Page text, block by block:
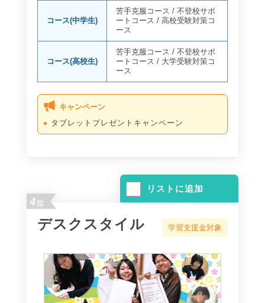
コース(中学生)
苦手克服コース /不登校サポ
ートコース /高校受験対策コ
ース
コース(高校生)
苦手克服コース /不登校サポ
ートコース /大学受験対策コ
ース
キャンペーン
タブレットプレゼントキャンペーン
リストに追加
4位
デスクスタイル 学習支援金対象